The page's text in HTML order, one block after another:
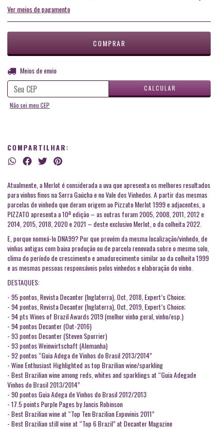
Ver meios de pagamento
Entregas para o CEP:
Meios de envio
CALCULAR
Não sei meu CEP
COMPARTILHAR:
Atualmente, a Merlot é considerada a uva que apresenta os melhores resultados
para vinhos finos na Serra Gaúcha e no Vale dos Vinhedos. A partir das mesmas
parcelas de vinhedo que deram origem ao Pizzato Merlot 1999 e adjacentes, a
PIZZATO apresenta a 10ª edição – as outras foram 2005, 2008, 2011, 2012 e
2014, 2015, 2018, 2020 e 2021 – deste exclusivo Merlot, o da colheita 2022.
E, porque nomeá-lo DNA99? Por que provém da mesma localização/vinhedo, de
vinhas antigas com baixa produção ou de parcela renovada sobre o mesmo solo,
clima do período de crescimento e amadurecimento similar ao da colheita 1999
e as mesmas pessoas responsáveis pelos vinhedos e elaboração do vinho.
DESTAQUES:
- 95 pontos, Revista Decanter (Inglaterra), Oct, 2018, Expert’s Choice;
- 94 pontos, Revista Decanter (Inglaterra), Oct, 2019, Expert’s Choice;
- 94 pts Wines of Brazil Awards 2019 (melhor vinho geral, vinho/esp.)
- 94 pontos Decanter (Out-2016)
- 93 pontos Decanter (Steven Spurrier)
- 93 pontos Weinwirtschaft (Alemanha)
- 92 pontos “Guia Adega de Vinhos do Brasil 2013/2014”
- Wine Enthusiast Highlighted as top Brazilian wine/sparkling
- Best Brazilian wine among reds, whites and sparklings at “Guia Adegade
Vinhos do Brasil 2013/2014”
- 90 pontos Guia Adega de Vinhos do Brasil 2012/2013
- 17.5 points Purple Pages by Jancis Robinson
- Best Brazilian wine at “Top Ten Brazilian Expovinis 2011”
- Best Brazilian still wine at “Top 6 Brazil” at Decanter Magazine